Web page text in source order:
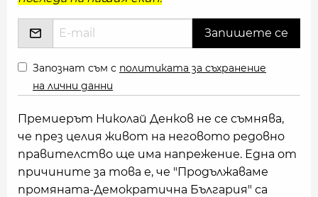
Запознат съм с политиката за съхранение
на лични данни
Премиерът Николай Денков не се съмнява,
че през целия живот на неговото редовно
правителство ще има напрежение. Една от
причините за това е, че "Продължаваме
промяната-Демократична България" са